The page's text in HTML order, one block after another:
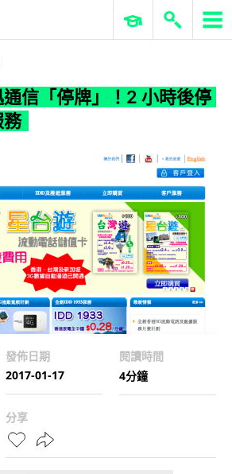
ERP 與商業 AI
信「停牌」！2 小時後停
務
發佈日期
2017-01-17
閱讀時間
4分鐘
分享